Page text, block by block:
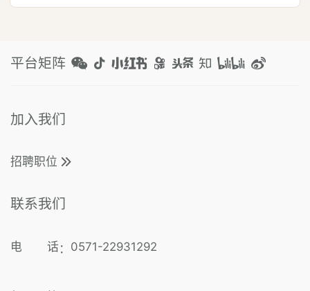
平台矩阵
加入我们
招聘职位
联系我们
电 话 ： 0571-22931292